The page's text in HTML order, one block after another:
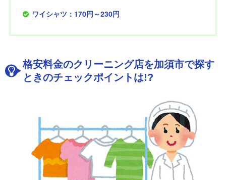
ワイシャツ：170円～230円
格安料金のクリーニング店を加須市で探す
ときのチェックポイントは!?